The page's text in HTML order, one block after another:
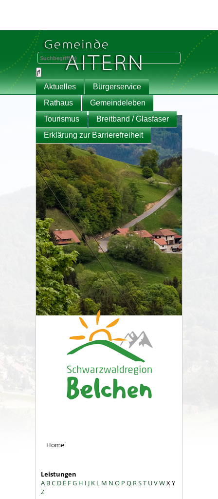
Aktuelles
Bürgerservice
Rathaus
Gemeindeleben
Tourismus
Breitband / Glasfaser
Erklärung zur Barrierefreiheit
Home
Leistungen
A BC D E FG H I J K L M N O P Q RST UVWXY
Z